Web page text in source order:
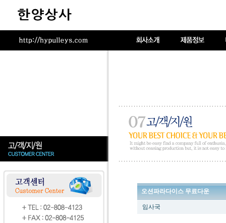
오션파라다이스 무료다운
임사국